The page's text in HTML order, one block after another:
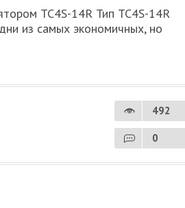
TC4S-14R Тип TC4S-14R
из самых экономичных, но
492
0